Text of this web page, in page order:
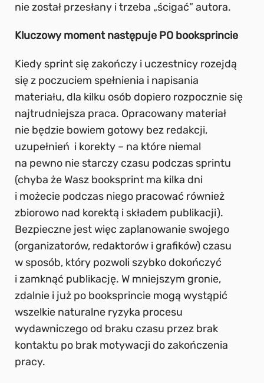
nie został przesłany i trzeba „ścigać” autora.
Kluczowy moment następuje PO booksprincie
Kiedy sprint się zakończy i uczestnicy rozejdą
się z poczuciem spełnienia i napisania
materiału, dla kilku osób dopiero rozpocznie się
najtrudniejsza praca. Opracowany materiał
nie będzie bowiem gotowy bez redakcji,
uzupełnień i korekty – na które niemal
na pewno nie starczy czasu podczas sprintu
(chyba że Wasz booksprint ma kilka dni
i możecie podczas niego pracować również
zbiorowo nad korektą i składem publikacji).
Bezpieczne jest więc zaplanowanie swojego
(organizatorów, redaktorów i grafików) czasu
w sposób, który pozwoli szybko dokończyć
i zamknąć publikację. W mniejszym gronie,
zdalnie i już po booksprincie mogą wystąpić
wszelkie naturalne ryzyka procesu
wydawniczego od braku czasu przez brak
kontaktu po brak motywacji do zakończenia
pracy.